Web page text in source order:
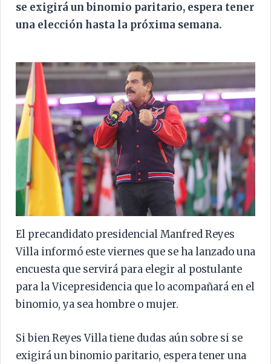
se exigirá un binomio paritario, espera tener
una elección hasta la próxima semana.
El precandidato presidencial Manfred Reyes
Villa informó este viernes que se ha lanzado una
encuesta que servirá para elegir al postulante
para la Vicepresidencia que lo acompañará en el
binomio, ya sea hombre o mujer.
Si bien Reyes Villa tiene dudas aún sobre si se
exigirá un binomio paritario, espera tener una